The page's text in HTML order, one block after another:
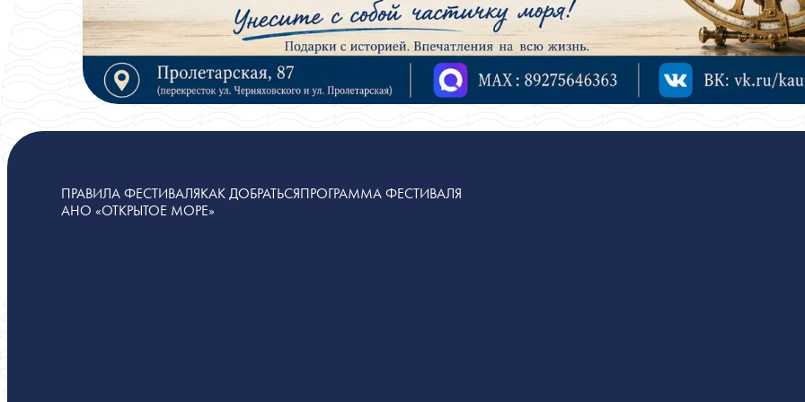
ПРАВИЛА ФЕСТИВАЛЯКАК ДОБРАТЬСЯПРОГРАММА ФЕСТИВАЛЯ
АНО «ОТКРЫТОЕ МОРЕ»